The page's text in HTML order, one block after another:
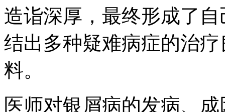
造诣深厚，最终形成了
结出多种疑难病症的治
料。
医师对银屑病的发病、